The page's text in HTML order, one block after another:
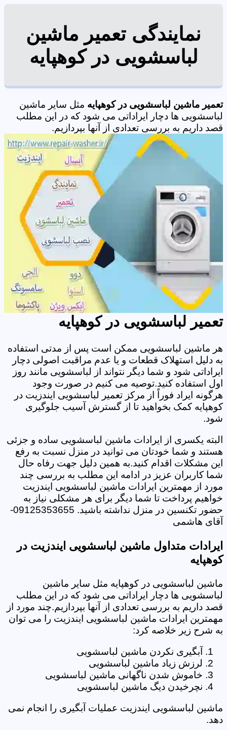
نمایندگی تعمیر ماشین
لباسشویی در کوهپایه
تعمیر ماشین لباسشویی در کوهپایه مثل سایر ماشین
لباسشویی ها دچار ایراداتی می شود که در این مطلب
قصد داریم به بررسی تعدادی از آنها بپردازیم.
تعمیر لباسشویی در کوهپایه
هر ماشین لباسشویی ممکن است پس از مدتی استفاده
به دلیل استهلاک قطعات و یا عدم مراقبت اصولی دچار
ایراداتی شود و شما دیگر نتواند از لباسشویی مانند روز
اول استفاده کنید.توصیه می کنیم در صورت وجود
هرگونه ایراد فوراً از مرکز تعمیر لباسشویی ایندزیت در
کوهپایه کمک بخواهید تا از گسترش آسیب جلوگیری
شود.
البته یکسری از ایرادات ماشین لباسشویی ساده و جزئی
هستند و شما خودتان می توانید در منزل نسبت به رفع
این مشکلات اقدام کنید.به همین دلیل جهت رفاه حال
شما کاربران عزیز در ادامه این مطلب به بررسی چند
مورد از مهمترین ایرادات ماشین لباسشویی ایندزیت
خواهیم پرداخت تا شما دیگر برای هر مشکلی نیاز به
حضور تکنسین در منزل نداشته باشید. 09125353655-
آقای هاشمی
ایرادات متداول ماشین لباسشویی ایندزیت در
کوهپایه
ماشین لباسشویی در کوهپایه مثل سایر ماشین
لباسشویی ها دچار ایراداتی می شود که در این مطلب
قصد داریم به بررسی تعدادی از آنها بپردازیم.چند مورد از
مهمترین ایرادات ماشین لباسشویی ایندزیت را می توان
به شرح زیر خلاصه کرد:
آبگیری نکردن ماشین لباسشویی
لرزش زیاد ماشین لباسشویی
خاموش شدن ناگهانی ماشین لباسشویی
نچرخیدن دیگ ماشین لباسشویی
ماشین لباسشویی ایندزیت عملیات آبگیری را انجام نمی
دهد.